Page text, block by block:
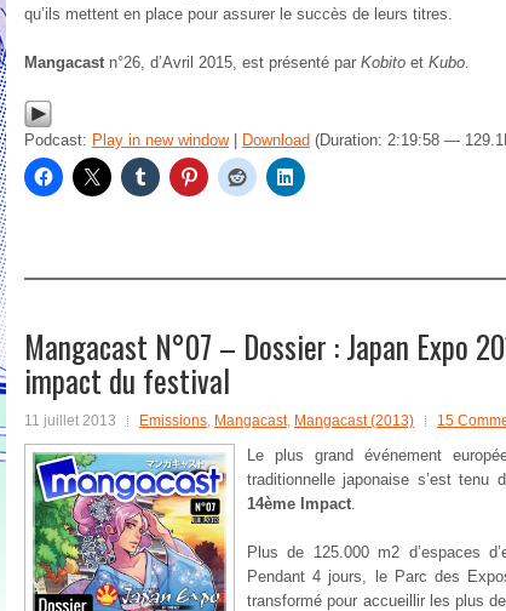
qu’ils mettent en place pour assurer le succès de leurs titres.
Mangacast n°26, d’Avril 2015, est présenté par Kobito et Kubo.
Podcast: Play in new window| Download (Duration: 2:19:58 —
Mangacast N°07 – Dossier : Japan Expo
impact du festival
11 juillet 2013 Emissions, Mangacast, Mangacast (2013) 15
Le plus grand événement
traditionnelle japonaise s’est
14ème Impact.
Plus de 125.000 m2 d’espaces
Pendant 4 jours, le Parc des
transformé pour accueillir les plus